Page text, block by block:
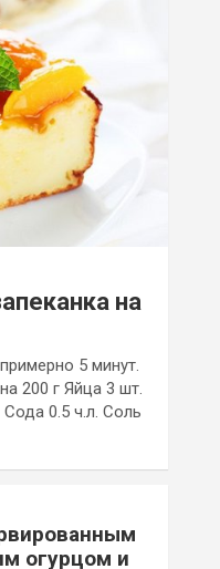
на
5 минут.
200 г Яйца 3 шт.
Сода 0.5 ч.л. Соль
огурцом и